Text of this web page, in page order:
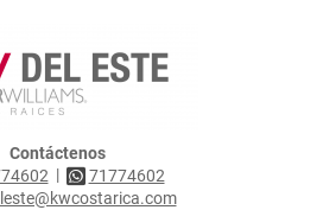
Contáctenos
|
71774602